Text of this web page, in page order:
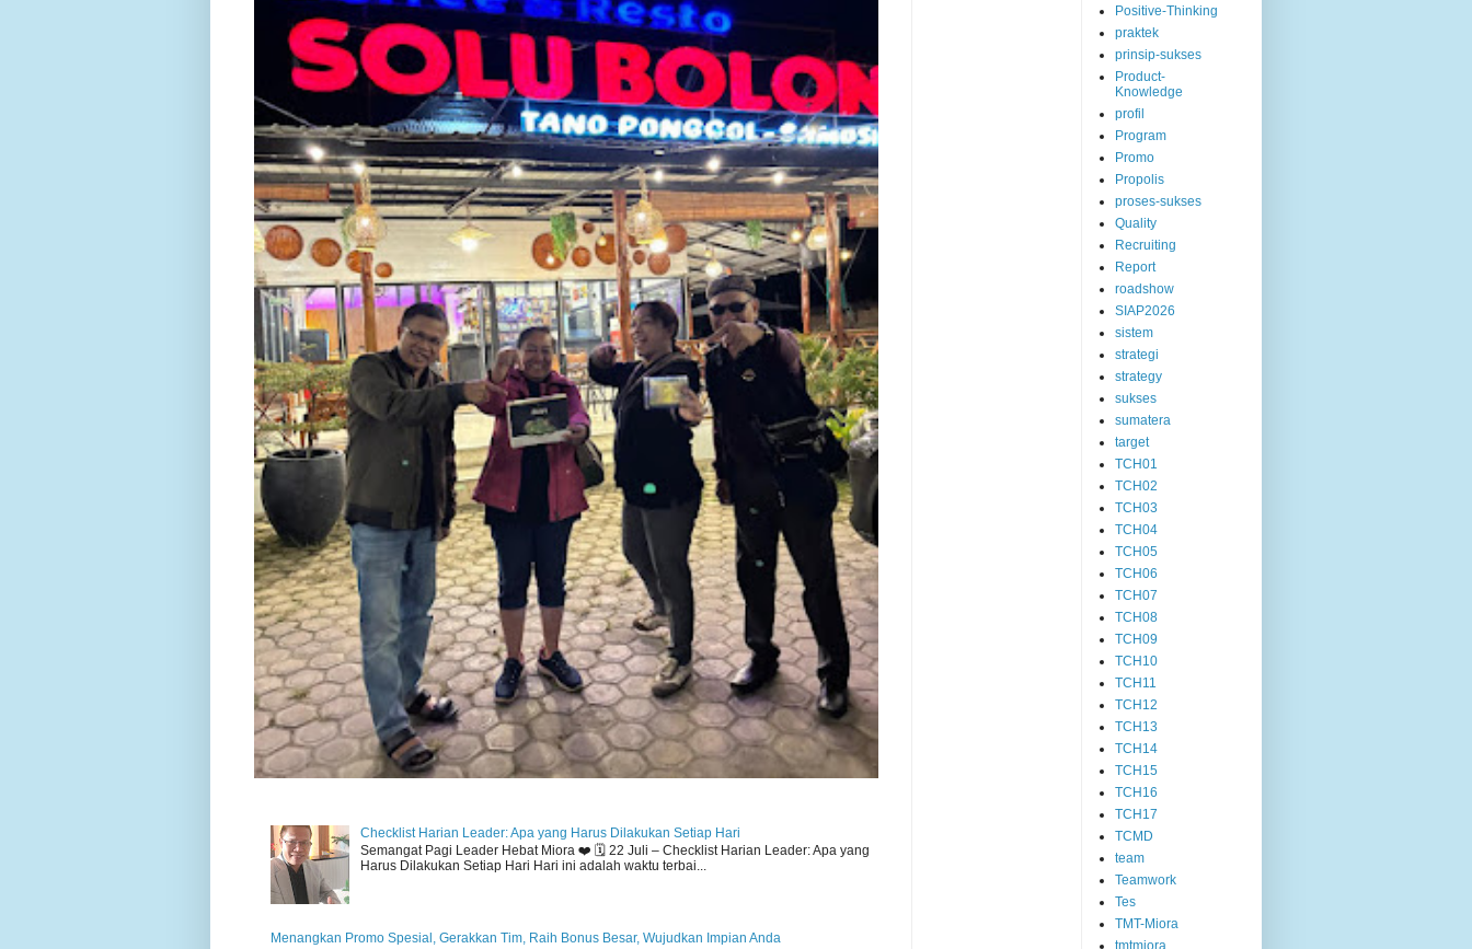
Checklist Harian Leader: Apa yang Harus Dilakukan Setiap Hari
Semangat Pagi Leader Hebat Miora ❤️ 🗓️ 22 Juli – Checklist Harian Leader: Apa yang
Harus Dilakukan Setiap Hari Hari ini adalah waktu terbai...
Menangkan Promo Spesial, Gerakkan Tim, Raih Bonus Besar, Wujudkan Impian Anda
Positive-Thinking
praktek
prinsip-sukses
Product-
Knowledge
profil
Program
Promo
Propolis
proses-sukses
Quality
Recruiting
Report
roadshow
SIAP2026
sistem
strategi
strategy
sukses
sumatera
target
TCH01
TCH02
TCH03
TCH04
TCH05
TCH06
TCH07
TCH08
TCH09
TCH10
TCH11
TCH12
TCH13
TCH14
TCH15
TCH16
TCH17
TCMD
team
Teamwork
Tes
TMT-Miora
tmtmiora